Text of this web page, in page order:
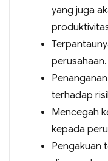
yang juga
perusahaan.
terhadap
Mencegah
kepada
Pengakuan